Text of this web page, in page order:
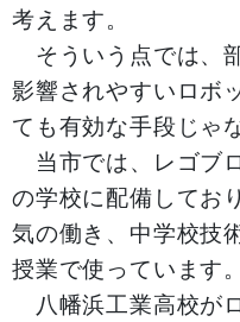
考えます。
そういう点では、
影響されやすいロボ
ても有効な手段じゃ
当市では、レゴブ
の学校に配備してお
気の働き、中学校技
授業で使っています。
八幡浜工業高校が